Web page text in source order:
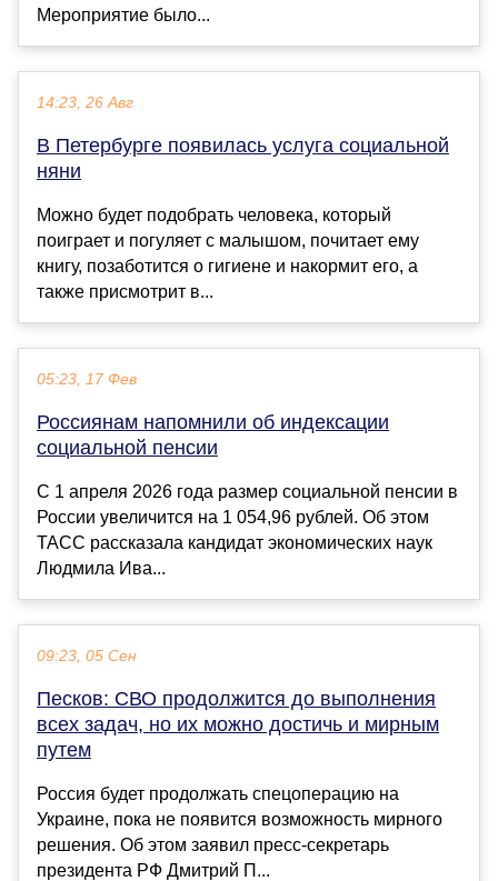
Мероприятие было...
14:23, 26 Авг
В Петербурге появилась услуга социальной
няни
Можно будет подобрать человека, который
поиграет и погуляет с малышом, почитает ему
книгу, позаботится о гигиене и накормит его, а
также присмотрит в...
05:23, 17 Фев
Россиянам напомнили об индексации
социальной пенсии
С 1 апреля 2026 года размер социальной пенсии в
России увеличится на 1 054,96 рублей. Об этом
ТАСС рассказала кандидат экономических наук
Людмила Ива...
09:23, 05 Сен
Песков: СВО продолжится до выполнения
всех задач, но их можно достичь и мирным
путем
Россия будет продолжать спецоперацию на
Украине, пока не появится возможность мирного
решения. Об этом заявил пресс-секретарь
президента РФ Дмитрий П...